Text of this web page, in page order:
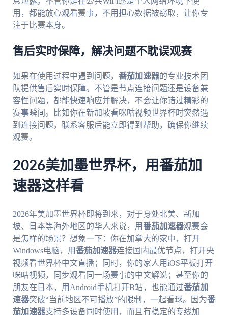
用，都能放心观看赛事，不用担心数据被窃取，让你专
注于比赛本身。
售后实时保障，解决问题不耽误观赛
如果在使用过程中遇到问题， 番茄加速器的专业技术团
队提供售后实时保障。不管是节点连接问题还是设备兼
容性问题，都能快速响应并解决，不会让你错过精彩的
赛事瞬间。比如你在新加坡看咪咕视频世界杯时突然遇
到连接问题，联系客服后能立即得到帮助，确保你继续
观赛。
2026美加墨世界杯，用番茄加
速器这样看
2026年美加墨世界杯即将到来，对于身处北美、新加
坡、日本等海外地区的华人来说，用番茄加速器观赛会
是怎样的场景？想象一下：你在加拿大的家中，打开
Windows电脑，用番茄加速器连接国内最优节点，打开央
视频看世界杯中文直播；同时，你的家人用iOS平板打开
咪咕视频，同步观看同一场赛事的中文解说；甚至你的
朋友在日本，用Android手机打开B站，也能通过番茄加
速器突破“当前地区不可播放”的限制，一起看球。因为番
茄加速器支持多设备同时使用，而且有稳定的专线加